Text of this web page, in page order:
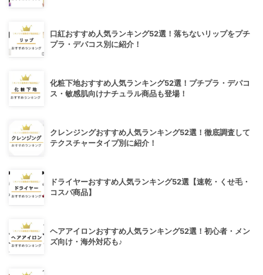
口紅おすすめ人気ランキング52選！落ちないリップをプチ
プラ・デパコス別に紹介！
化粧下地おすすめ人気ランキング52選！プチプラ・デパコ
ス・敏感肌向けナチュラル商品も登場！
クレンジングおすすめ人気ランキング52選！徹底調査して
テクスチャータイプ別に紹介！
ドライヤーおすすめ人気ランキング52選【速乾・くせ毛・
コスパ商品】
ヘアアイロンおすすめ人気ランキング52選！初心者・メン
ズ向け・海外対応も♪